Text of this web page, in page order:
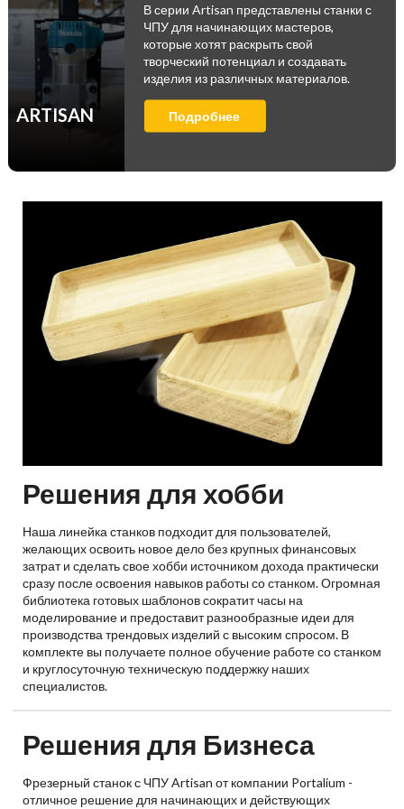
ARTISAN
В серии Artisan представлены станки с
ЧПУ для начинающих мастеров,
которые хотят раскрыть свой
творческий потенциал и создавать
изделия из различных материалов.
Подробнее
Решения для хобби
Наша линейка станков подходит для пользователей,
желающих освоить новое дело без крупных финансовых
затрат и сделать свое хобби источником дохода практически
сразу после освоения навыков работы со станком. Огромная
библиотека готовых шаблонов сократит часы на
моделирование и предоставит разнообразные идеи для
производства трендовых изделий с высоким спросом. В
комплекте вы получаете полное обучение работе со станком
и круглосуточную техническую поддержку наших
специалистов.
Решения для Бизнеса
Фрезерный станок с ЧПУ Artisan от компании Portalium -
отличное решение для начинающих и действующих